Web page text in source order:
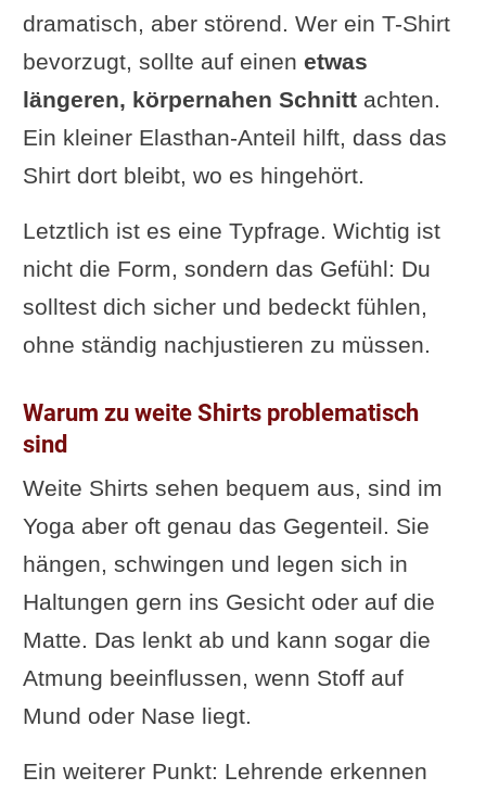
dramatisch, aber störend. Wer ein T-Shirt
bevorzugt, sollte auf einen etwas
längeren, körpernahen Schnittachten.
Ein kleiner Elasthan-Anteil hilft, dass das
Shirt dort bleibt, wo es hingehört.
Letztlich ist es eine Typfrage. Wichtig ist
nicht die Form, sondern das Gefühl: Du
solltest dich sicher und bedeckt fühlen,
ohne ständig nachjustieren zu müssen.
Warum zu weite Shirts problematisch
sind
Weite Shirts sehen bequem aus, sind im
Yoga aber oft genau das Gegenteil. Sie
hängen, schwingen und legen sich in
Haltungen gern ins Gesicht oder auf die
Matte. Das lenkt ab und kann sogar die
Atmung beeinflussen, wenn Stoff auf
Mund oder Nase liegt.
Ein weiterer Punkt: Lehrende erkennen